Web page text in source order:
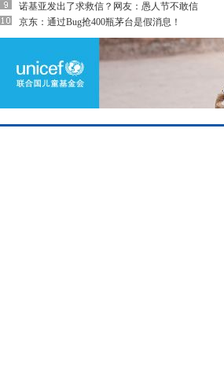
诺基亚发出了求救信？网友：愚人节不敢信
京东：通过Bug抢400瓶茅台是假消息！